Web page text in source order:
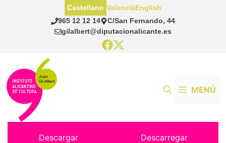
965 12 12 14
C/San Fernando, 44
gilalbert@diputacionalicante.es
Castellano ValenciàEnglish
MENÚ
Descargar
Descarregar